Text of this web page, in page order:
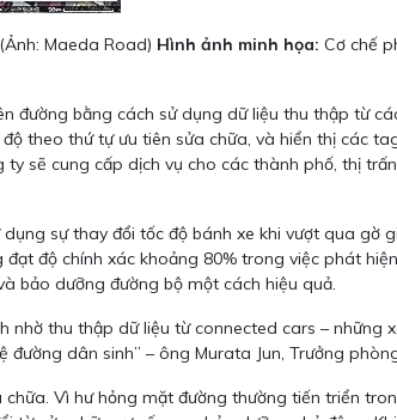
Maeda Road) Hình ảnh minh họa: Cơ chế
bằng cách sử dụng dữ liệu thu thập từ
theo thứ tự ưu tiên sửa chữa, và hiển thị các
sẽ cung cấp dịch vụ cho các thành phố, thị
sự thay đổi tốc độ bánh xe khi vượt qua
độ chính xác khoảng 80% trong việc phát
bảo dưỡng đường bộ một cách hiệu quả.
thu thập dữ liệu từ connected cars – những
dân sinh” – ông Murata Jun, Trưởng
Vì hư hỏng mặt đường thường tiến triển